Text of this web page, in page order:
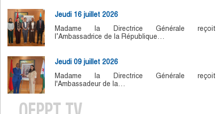
Jeudi 16 juillet 2026
Madame la Directrice Générale reçoit
l’Ambassadrice de la République…
Jeudi 09 juillet 2026
Madame la Directrice Générale reçoit
l'Ambassadeur de la…